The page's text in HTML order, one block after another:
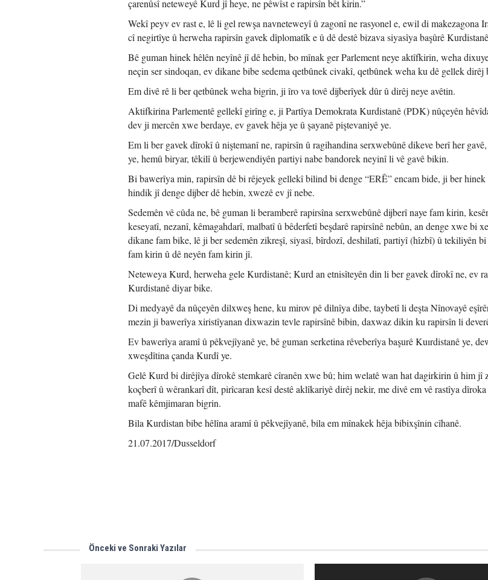
çarenûsî neteweyê Kurd jî heye, ne pêwîst e rapirsîn bêt kirin.”
Wekî peyv ev rast e, lê li gel rewşa navneteweyî û zagonî ne rasyonel e, ewil di makezagona
cî negirtîye û herweha rapirsîn gavek dîplomatîk e û dê destê bizava siyasîya başûrê
Bê guman hinek hêlên neyînê jî dê hebin, bo mînak ger Parlement neye aktîfkirin, weha
neçin ser sindoqan, ev dikane bibe sedema qetbûnek civakî, qetbûnek weha ku dê gellek dirêj
Em divê rê li ber qetbûnek weha bigrin, ji îro va tovê dijberîyek dûr û dirêj neye avêtin.
Aktifkirina Parlementê gellekî girîng e, ji Partîya Demokrata Kurdistanê (PDK) nûçeyên
dev ji mercên xwe berdaye, ev gavek hêja ye û şayanê piştevaniyê ye.
Em li ber gavek dîrokî û niştemanî ne, rapirsîn û ragihandina serxwebûnê dikeve berî her
ye, hemû biryar, têkilî û berjewendiyên partiyi nabe bandorek neyinî li vê gavê bikin.
Bi bawerîya min, rapirsîn dê bi rêjeyek gellekî bilind bi denge “ERÊ” encam bide, ji ber hinek
hindik jî denge dijber dê hebin, xwezê ev jî nebe.
Sedemên vê cûda ne, bê guman li beramberê rapirsîna serxwebûnê dijberî naye fam kirin,
keseyatî, nezanî, kêmagahdarî, malbatî û bêderfetî beşdarê rapirsînê nebûn, an denge xwe bi
dikane fam bike, lê ji ber sedemên zikreşî, siyasî, bîrdozî, deshilatî, partiyî (hîzbî) û tekiliyên bi
fam kirin û dê neyên fam kirin jî.
Neteweya Kurd, herweha gele Kurdistanê; Kurd an etnisîteyên din li ber gavek dîrokî ne, ev
Kurdistanê diyar bike.
Di medyayê da nûçeyên dilxweş hene, ku mirov pê dilnîya dibe, taybetî li deşta Nînovayê
mezin ji bawerîya xiristîyanan dixwazin tevle rapirsînê bibin, daxwaz dikin ku rapirsîn li
Ev bawerîya aramî û pêkvejîyanê ye, bê guman serketina rêveberîya başurê Kuırdistanê ye,
xweşdîtina çanda Kurdî ye.
Gelê Kurd bi dirêjîya dîrokê stemkarê cîranên xwe bû; him welatê wan hat dagirkirin û him jî
koçberî û wêrankarî dît, pirîcaran kesî destê aklîkariyê dirêj nekir, me divê em vê rastîya
mafê kêmjimaran bigrin.
Bila Kurdistan bibe hêlîna aramî û pêkvejîyanê, bila em mînakek hêja bibixşînin cîhanê.
21.07.2017/Dusseldorf
Önceki ve Sonraki Yazılar